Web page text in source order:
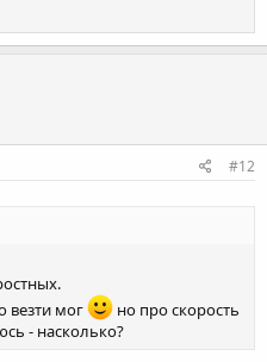
#12
везти мог
но про скорость
- насколько?